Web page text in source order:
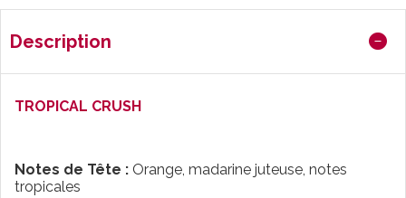
Description
TROPICAL CRUSH
Notes de Tête : Orange, madarine juteuse, notes
tropicales